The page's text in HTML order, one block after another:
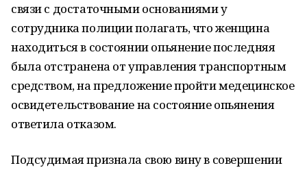
связи с достаточными основаниями у
сотрудника полиции полагать, что женщина
находиться в состоянии опьянение последняя
была отстранена от управления транспортным
средством, на предложение пройти медецинское
освидетельствование на состояние опьянения
ответила отказом.
Подсудимая признала свою вину в совершении